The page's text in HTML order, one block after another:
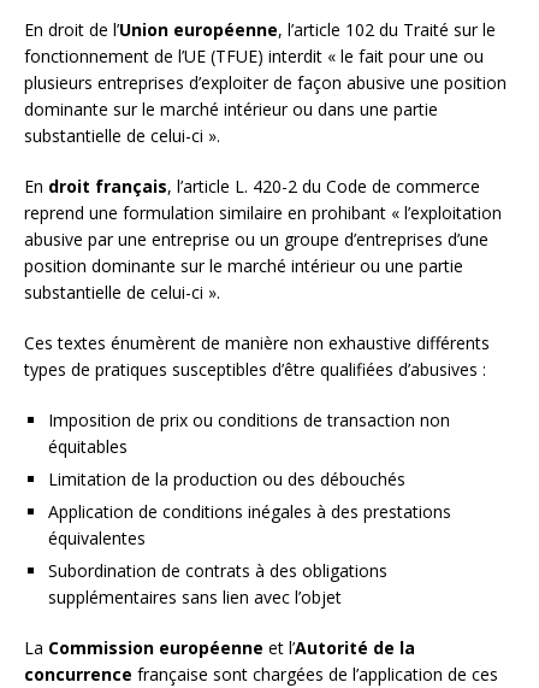
En droit de l’Union européenne, l’article 102 du Traité sur le
fonctionnement de l’UE (TFUE) interdit « le fait pour une ou
plusieurs entreprises d’exploiter de façon abusive une position
dominante sur le marché intérieur ou dans une partie
substantielle de celui-ci ».
En droit français, l’article L. 420-2 du Code de commerce
reprend une formulation similaire en prohibant « l’exploitation
abusive par une entreprise ou un groupe d’entreprises d’une
position dominante sur le marché intérieur ou une partie
substantielle de celui-ci ».
Ces textes énumèrent de manière non exhaustive différents
types de pratiques susceptibles d’être qualifiées d’abusives :
Imposition de prix ou conditions de transaction non
équitables
Limitation de la production ou des débouchés
Application de conditions inégales à des prestations
équivalentes
Subordination de contrats à des obligations
supplémentaires sans lien avec l’objet
La Commission européenne et l’Autorité de la
concurrence française sont chargées de l’application de ces